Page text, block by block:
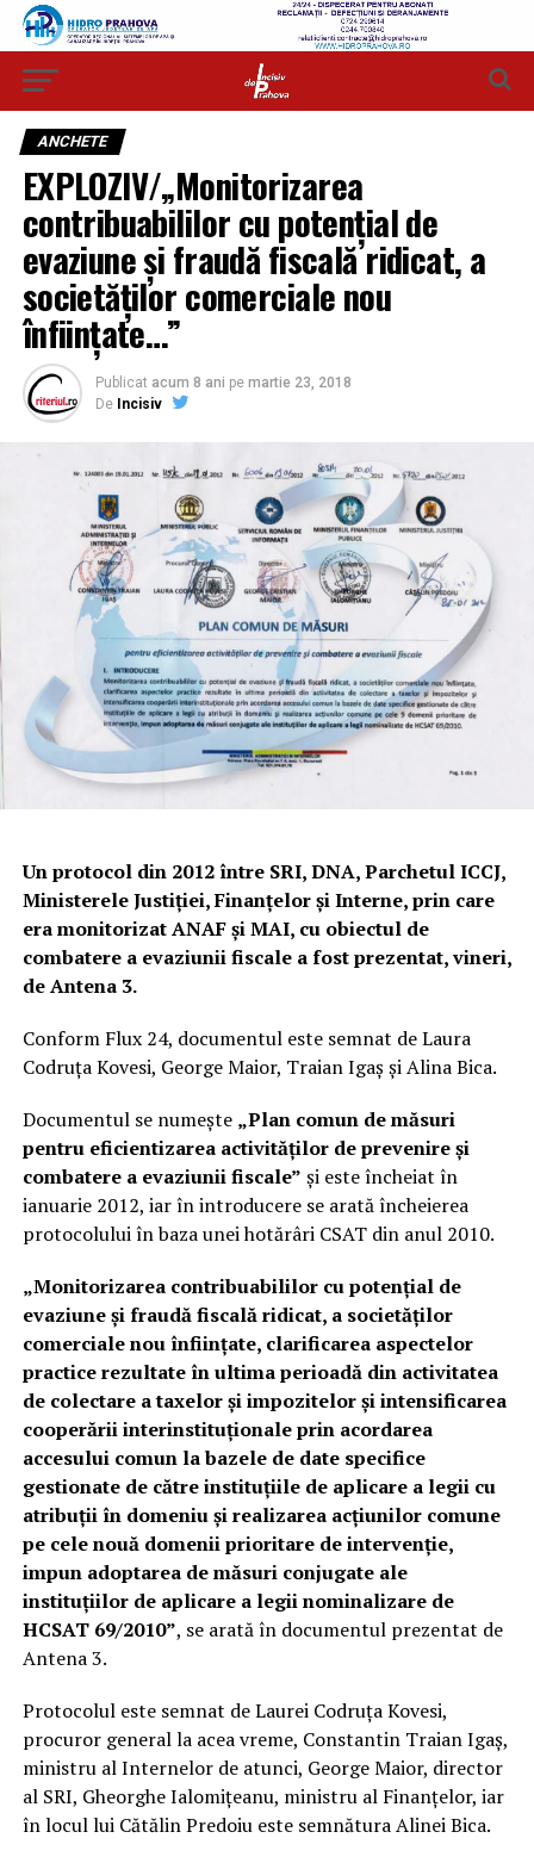
ANCHETE
EXPLOZIV/„Monitorizarea
contribuabililor cu potenţial de
evaziune şi fraudă fiscală ridicat, a
societăţilor comerciale nou
înfiinţate…”
Publicat acum 8 ani pe martie 23, 2018
De Incisiv
Un protocol din 2012 între SRI, DNA, Parchetul ICCJ,
Ministerele Justiţiei, Finanţelor şi Interne, prin care
era monitorizat ANAF şi MAI, cu obiectul de
combatere a evaziunii fiscale a fost prezentat, vineri,
de Antena 3.
Conform Flux 24, documentul este semnat de Laura
Codruţa Kovesi, George Maior, Traian Igaş şi Alina Bica.
Documentul se numeşte „Plan comun de măsuri
pentru eficientizarea activităţilor de prevenire şi
combatere a evaziunii fiscale” şi este încheiat în
ianuarie 2012, iar în introducere se arată încheierea
protocolului în baza unei hotărâri CSAT din anul 2010.
„Monitorizarea contribuabililor cu potenţial de
evaziune şi fraudă fiscală ridicat, a societăţilor
comerciale nou înfiinţate, clarificarea aspectelor
practice rezultate în ultima perioadă din activitatea
de colectare a taxelor şi impozitelor şi intensificarea
cooperării interinstituţionale prin acordarea
accesului comun la bazele de date specifice
gestionate de către instituţiile de aplicare a legii cu
atribuţii în domeniu şi realizarea acţiunilor comune
pe cele nouă domenii prioritare de intervenţie,
impun adoptarea de măsuri conjugate ale
instituţiilor de aplicare a legii nominalizare de
HCSAT 69/2010”, se arată în documentul prezentat de
Antena 3.
Protocolul este semnat de Laurei Codruţa Kovesi,
procuror general la acea vreme, Constantin Traian Igaş,
ministru al Internelor de atunci, George Maior, director
al SRI, Gheorghe Ialomiţeanu, ministru al Finanţelor, iar
în locul lui Cătălin Predoiu este semnătura Alinei Bica.